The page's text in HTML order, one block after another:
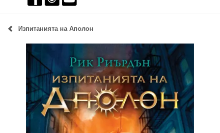
Изпитанията на Аполон